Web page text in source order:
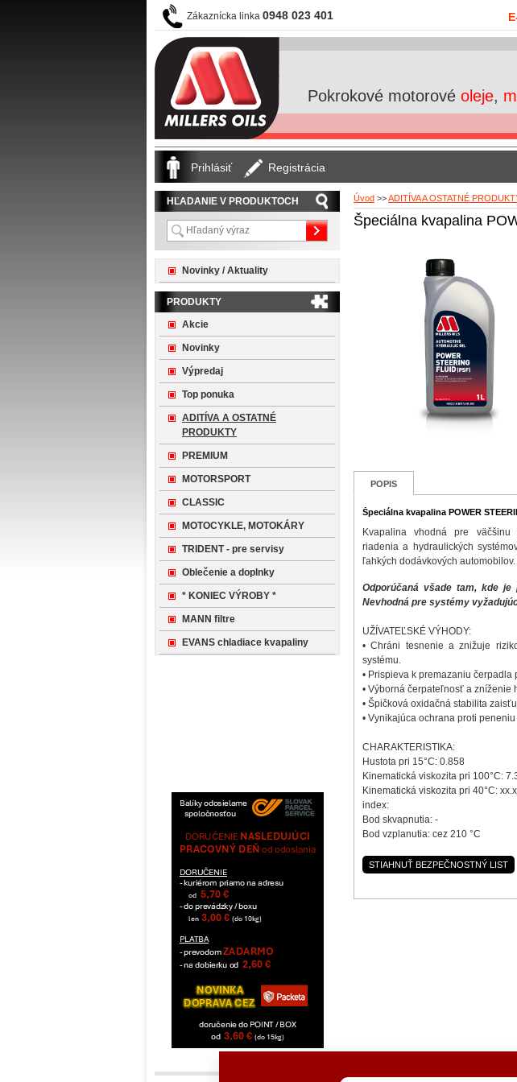
Zákaznícka linka 0948 023 401
Pokrokové motorové oleje,
Úvod >>ADITÍVA A OSTATNÉ
Špeciálna kvapalina
POPIS
Špeciálna kvapalina POWER
Kvapalina vhodná pre väčšinu
riadenia a hydraulických
ľahkých dodávkových
Odporúčaná všade tam, kde je
Nevhodná pre systémy
UŽÍVATEĽSKÉ VÝHODY:
• Chráni tesnenie a znižuje
systému.
• Prispieva k premazaniu
• Výborná čerpateľnosť a zníženie
• Špičková oxidačná stabilita
• Vynikajúca ochrana proti
CHARAKTERISTIKA:
Hustota pri 15°C: 0.858
Kinematická viskozita pri 100°C:
Kinematická viskozita pri 40°C:
index:
Bod skvapnutia: -
Bod vzplanutia: cez 210 °C
STIAHNUŤ BEZPEČNOSTNÝ LIST
HĽADANIE V PRODUKTOCH
Novinky / Aktuality
PRODUKTY
Akcie
Novinky
Výpredaj
Top ponuka
ADITÍVA A OSTATNÉ
PRODUKTY
PREMIUM
MOTORSPORT
CLASSIC
MOTOCYKLE, MOTOKÁRY
TRIDENT - pre servisy
Oblečenie a doplnky
* KONIEC VÝROBY *
MANN filtre
EVANS chladiace kvapaliny
Prihlásiť Registrácia